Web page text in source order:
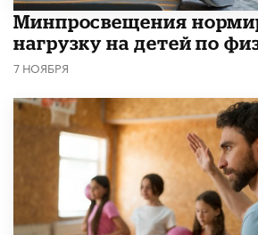
Минпросвещения
нагрузку на детей по
7 НОЯБРЯ